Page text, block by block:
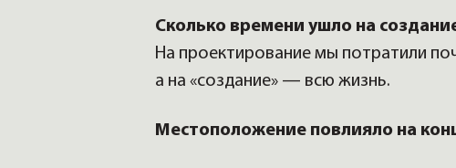
Сколько времени ушло на
На проектирование мы потратили
а на «создание» — всю жизнь.
Местоположение повлияло на